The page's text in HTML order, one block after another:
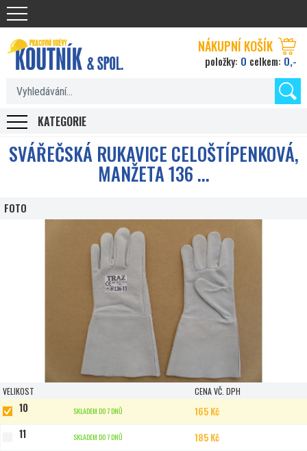
Koutnik.com
SVÁŘEČSKÁ RUKAVICE CELOŠTÍPENKOVÁ,
MANŽETA 136 ...
FOTO
VELIKOST CENA VČ. DPH
10 SKLADEM DO 7 DNŮ 165 Kč
11 SKLADEM DO 7 DNŮ 185 Kč
KATEGORIE
NÁKUPNÍ KOŠÍK
položky: 0 celkem: 0,-